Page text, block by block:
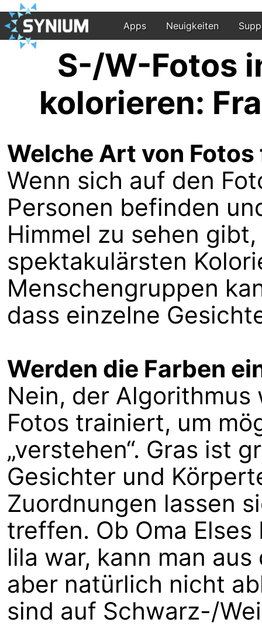
Apps Neuigkeiten
S-/W-Fotos
kolorieren:
Welche Art von
Wenn sich auf den
Personen befinden
Himmel zu sehen
spektakulärsten
Menschengruppen
dass einzelne
Werden die Farben
Nein, der Algorithmus
Fotos trainiert, um
„verstehen“. Gras ist
Gesichter und
Zuordnungen lassen
treffen. Ob Oma
lila war, kann man
aber natürlich nicht
sind auf Schwarz-/